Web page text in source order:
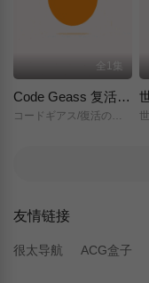
全1集
Code Geass 复活的鲁路修
友情链接
很太导航 ACG盒子